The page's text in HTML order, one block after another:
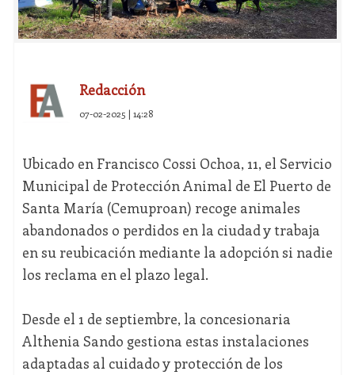
Redacción
07-02-2025 | 14:28
Ubicado en Francisco Cossi Ochoa, 11, el Servicio
Municipal de Protección Animal de El Puerto de
Santa María (Cemuproan) recoge animales
abandonados o perdidos en la ciudad y trabaja
en su reubicación mediante la adopción si nadie
los reclama en el plazo legal.
Desde el 1 de septiembre, la concesionaria
Althenia Sando gestiona estas instalaciones
adaptadas al cuidado y protección de los